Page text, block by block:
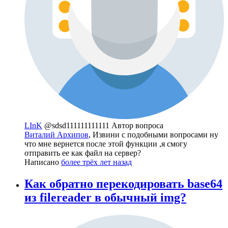
LInK @sdsd111111111111 Автор вопроса
Виталий Архипов, Извини с подобными вопросами ну
что мне вернется после этой функции ,я смогу
отправить ее как файл на сервер?
Написано более трёх лет назад
Как обратно перекодировать base64
из filereader в обычный img?